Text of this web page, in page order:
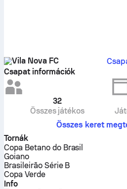
Vila Nova FC
Csapat információk
32
Összes játékos
Összes keret
Tornák
Copa Betano do Brasil
Goiano
Brasileirão Série B
Copa Verde
Info